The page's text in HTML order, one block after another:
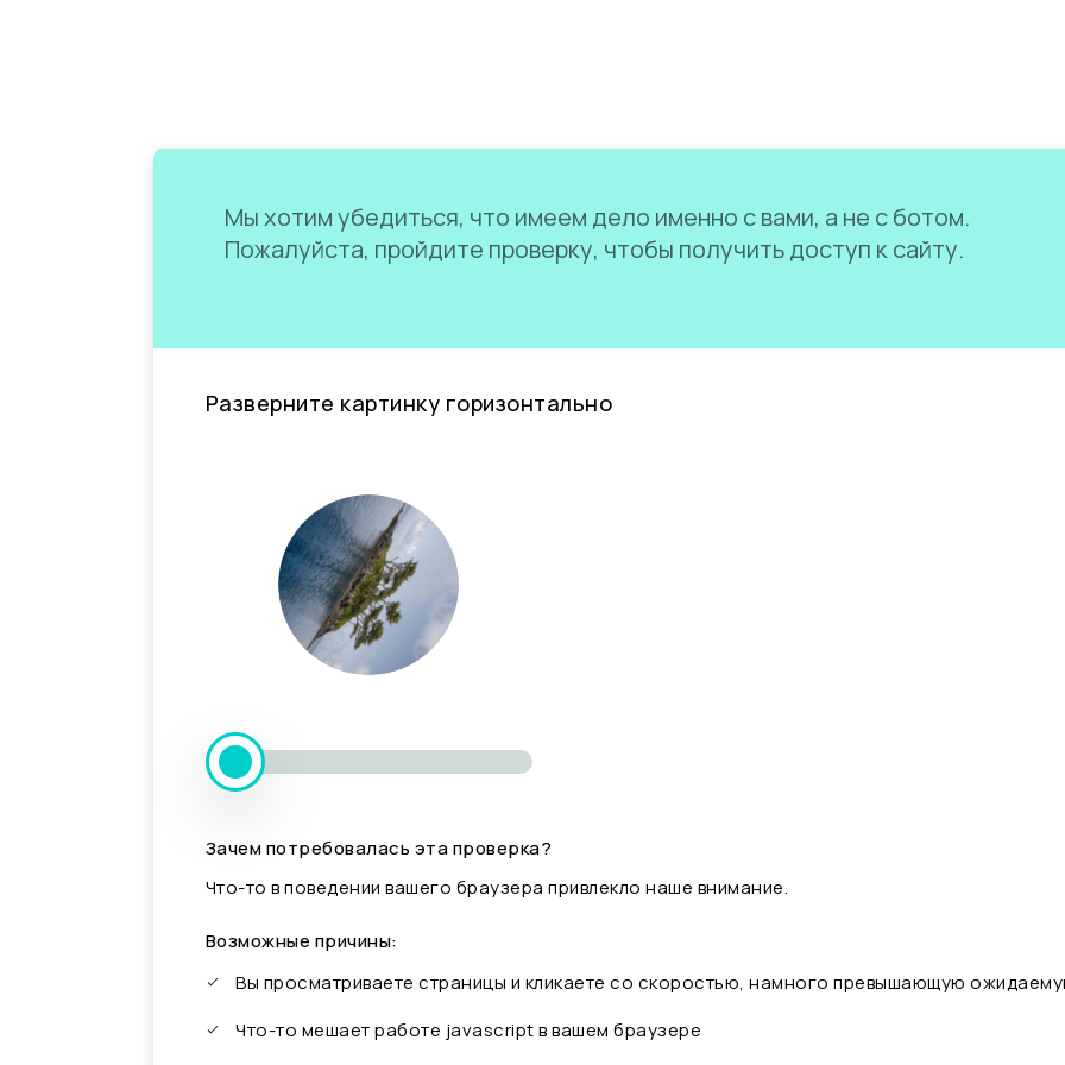
Мы хотим убедиться, что имеем дело именно с вами, а не с ботом.
Пожалуйста, пройдите проверку, чтобы получить доступ к сайту.
Разверните картинку горизонтально
Зачем потребовалась эта проверка?
Что-то в поведении вашего браузера привлекло наше внимание.
Возможные причины:
Вы просматриваете страницы и кликаете со скоростью, намного превышающую
Что-то мешает работе javascript в вашем браузере